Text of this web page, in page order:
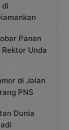
di
Panen
Unda
di Jalan
PNS
Dunia